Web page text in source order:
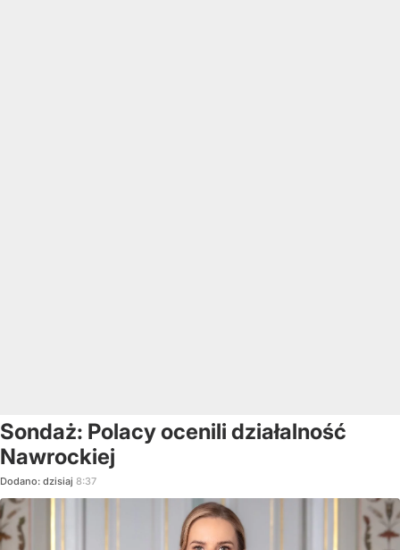
Sondaż: Polacy ocenili działalność
Nawrockiej
Dodano: dzisiaj 8:37